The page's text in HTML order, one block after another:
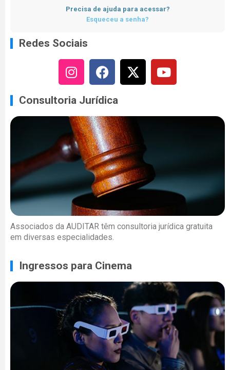
Precisa de ajuda para acessar?
Esqueceu a senha?
Redes Sociais
Consultoria Jurídica
Associados da AUDITAR têm consultoria jurídica gratuita
em diversas especialidades.
Ingressos para Cinema